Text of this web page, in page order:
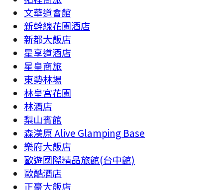
文華道會館
新幹線花園酒店
新都大飯店
星享道酒店
星皇商旅
東勢林場
林皇宮花園
林酒店
梨山賓館
森渼原 Alive Glamping Base
樂府大飯店
歐遊國際精品旅館(台中館)
歐酷酒店
正豪大飯店